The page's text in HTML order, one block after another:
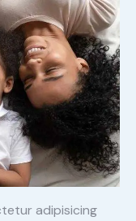
adipisicing